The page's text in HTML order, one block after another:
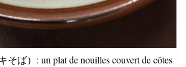
そば）: un plat de nouilles couvert de côtes